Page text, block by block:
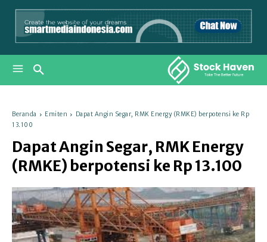
Beranda Emiten
Dapat Angin Segar, RMK Energy (RMKE) berpotensi ke Rp
13.100
Dapat Angin Segar, RMK Energy
(RMKE) berpotensi ke Rp 13.100